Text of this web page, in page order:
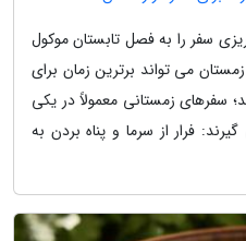
سفر را به فصل تابستان موکول
می تواند برترین زمان برای
سفرهای زمستانی معمولاً در یکی
فرار از سرما و پناه بردن به